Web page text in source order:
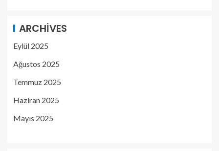
ARCHIVES
Eylül 2025
Ağustos 2025
Temmuz 2025
Haziran 2025
Mayıs 2025